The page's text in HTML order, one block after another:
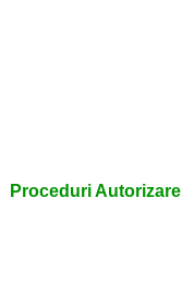
Proceduri Autorizare